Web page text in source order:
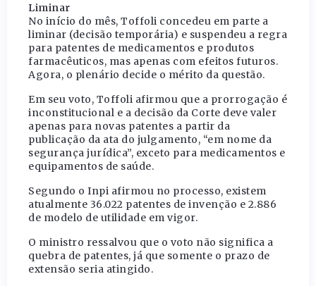
Liminar
No início do mês, Toffoli concedeu em parte a
liminar (decisão temporária) e suspendeu a regra
para patentes de medicamentos e produtos
farmacêuticos, mas apenas com efeitos futuros.
Agora, o plenário decide o mérito da questão.
Em seu voto, Toffoli afirmou que a prorrogação é
inconstitucional e a decisão da Corte deve valer
apenas para novas patentes a partir da
publicação da ata do julgamento, “em nome da
segurança jurídica”, exceto para medicamentos e
equipamentos de saúde.
Segundo o Inpi afirmou no processo, existem
atualmente 36.022 patentes de invenção e 2.886
de modelo de utilidade em vigor.
O ministro ressalvou que o voto não significa a
quebra de patentes, já que somente o prazo de
extensão seria atingido.